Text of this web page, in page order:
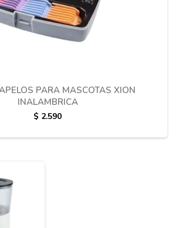
PARA MASCOTAS XION
INALAMBRICA
$ 2.590